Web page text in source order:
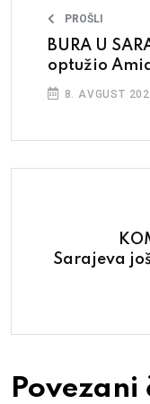
PROŠLI
BURA U
optužio
8. AVGUST
Sarajeva
Povezani